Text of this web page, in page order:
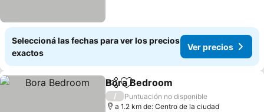
Seleccioná las fechas para ver los precios
exactos
Ver precios
CompartirAñadir a favoritos
Bora Bedroom
/
Puntuación no disponible
a 1.2 km de: Centro de la ciudad